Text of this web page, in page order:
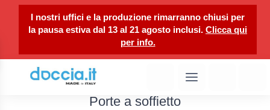
I nostri uffici e la produzione rimarranno chiusi per
la pausa estiva dal 13 al 21 agosto inclusi. Clicca qui
per info.
1 / 1
Porte a soffietto